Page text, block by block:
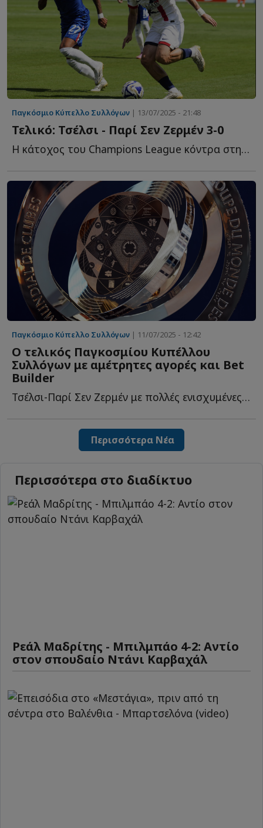
Παγκόσμιο Κύπελλο Συλλόγων | 13/07/2025 - 21:48
Τελικό: Τσέλσι - Παρί Σεν Ζερμέν 3-0
Η κάτοχος του Champions League κόντρα στην κάτοχο του Conference Le...
Παγκόσμιο Κύπελλο Συλλόγων | 11/07/2025 - 12:42
Ο τελικός Παγκοσμίου Κυπέλλου
Συλλόγων με αμέτρητες αγορές και Bet
Builder
Τσέλσι-Παρί Σεν Ζερμέν με πολλές ενισχυμένες α...
Περισσότερα Νέα
Περισσότερα στο διαδίκτυο
Ρεάλ Μαδρίτης - Μπιλμπάο 4-2: Αντίο
στον σπουδαίο Ντάνι Καρβαχάλ